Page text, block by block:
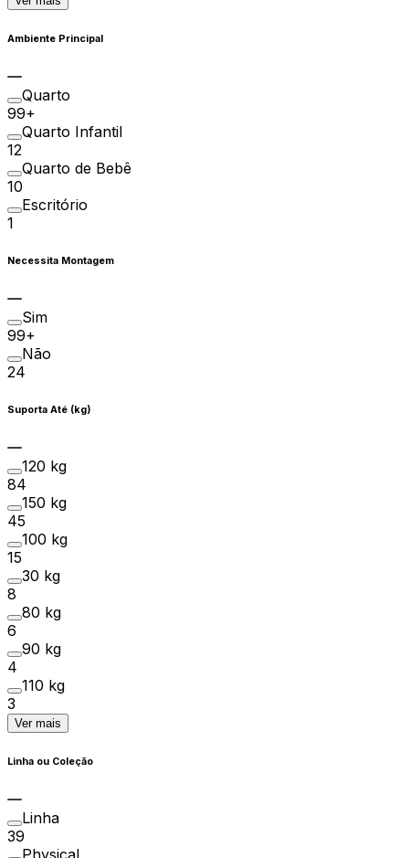
Ambiente Principal
Quarto
99+
Quarto Infantil
12
Quarto de Bebê
10
Escritório
1
Necessita Montagem
Sim
99+
Não
24
Suporta Até (kg)
120 kg
84
150 kg
45
100 kg
15
30 kg
8
80 kg
6
90 kg
4
110 kg
3
Ver mais
Linha ou Coleção
Linha
39